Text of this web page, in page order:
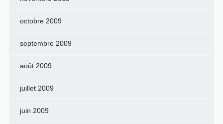
octobre 2009
septembre 2009
août 2009
juillet 2009
juin 2009